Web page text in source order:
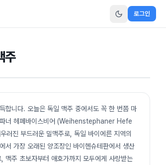
로그인
주
합니다. 오늘은 독일 맥주 중에서도 꼭 한 번쯤 마
파너 헤페바이스비어 (Weihenstephaner Hefe
진 부드러운 밀맥주로, 독일 바이에른 지역의
가장 오래된 양조장인 바이헨슈테판에서 생산
맥주 초보자부터 애호가까지 모두에게 사랑받는